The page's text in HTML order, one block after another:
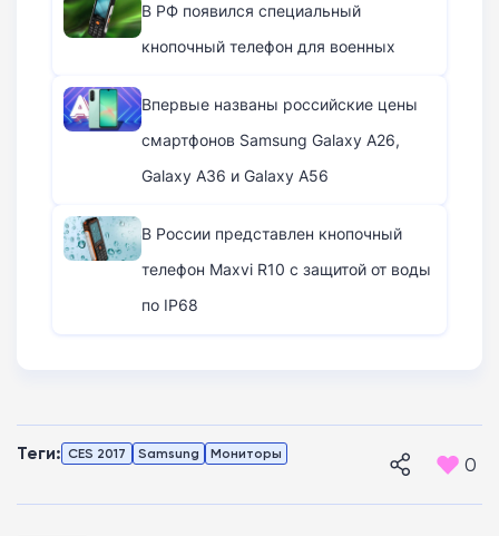
В РФ появился специальный
кнопочный телефон для военных
Впервые названы российские цены
смартфонов Samsung Galaxy A26,
Galaxy A36 и Galaxy A56
В России представлен кнопочный
телефон Maxvi R10 с защитой от воды
по IP68
Теги: CES 2017 Samsung Мониторы 0